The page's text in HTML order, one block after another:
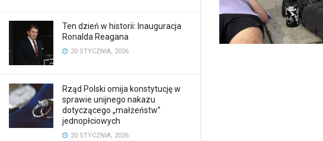
Ten dzień w historii: Inauguracja
Ronalda Reagana
20 STYCZNIA, 2026
Rząd Polski omija konstytucję w
sprawie unijnego nakazu
dotyczącego „małżeństw”
jednopłciowych
20 STYCZNIA, 2026